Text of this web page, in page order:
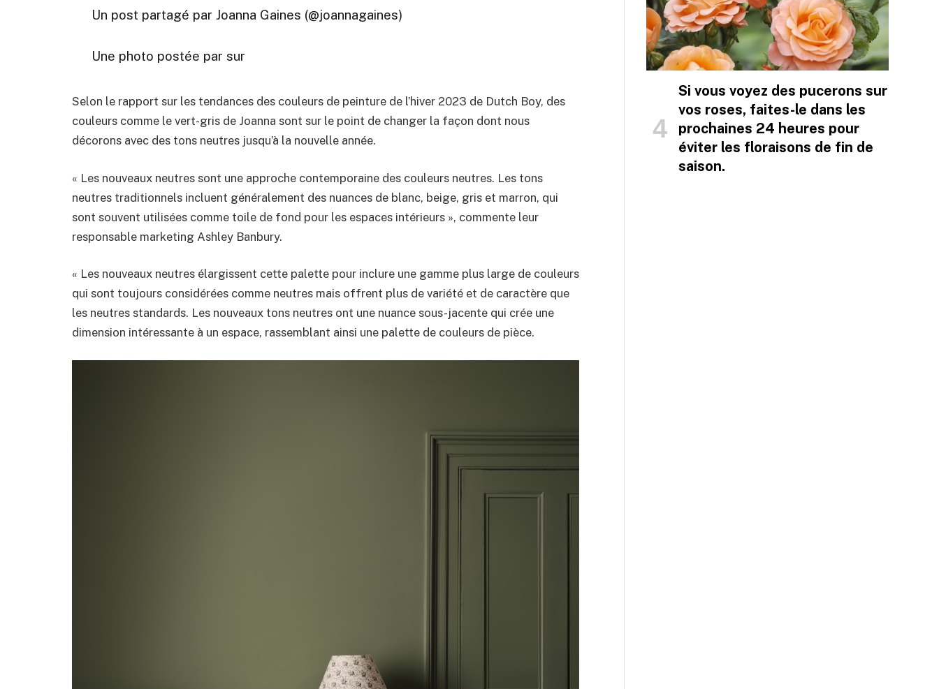
Un post partagé par Joanna Gaines (@joannagaines)
Une photo postée par sur
Selon le rapport sur les tendances des couleurs de peinture de l’hiver 2023 de Dutch Boy, des
couleurs comme le vert-gris de Joanna sont sur le point de changer la façon dont nous
décorons avec des tons neutres jusqu’à la nouvelle année.
« Les nouveaux neutres sont une approche contemporaine des couleurs neutres. Les tons
neutres traditionnels incluent généralement des nuances de blanc, beige, gris et marron, qui
sont souvent utilisées comme toile de fond pour les espaces intérieurs », commente leur
responsable marketing Ashley Banbury.
« Les nouveaux neutres élargissent cette palette pour inclure une gamme plus large de couleurs
qui sont toujours considérées comme neutres mais offrent plus de variété et de caractère que
les neutres standards. Les nouveaux tons neutres ont une nuance sous-jacente qui crée une
dimension intéressante à un espace, rassemblant ainsi une palette de couleurs de pièce.
Si vous voyez des pucerons sur
vos roses, faites-le dans les
prochaines 24 heures pour
éviter les floraisons de fin de
saison.